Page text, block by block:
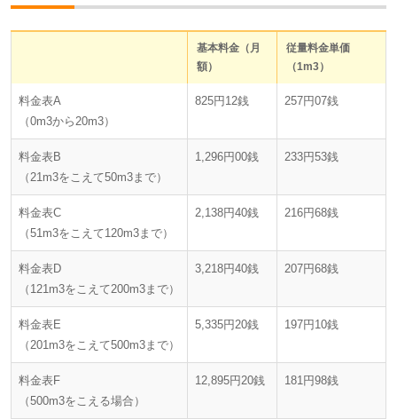
基本料金（月
額）
従量料金単価
（1m3）
料金表A
（0m3から20m3）
825円12銭 257円07銭
料金表B
（21m3をこえて50m3まで）
1,296円00銭 233円53銭
料金表C
（51m3をこえて120m3まで）
2,138円40銭 216円68銭
料金表D
（121m3をこえて200m3まで）
3,218円40銭 207円68銭
料金表E
（201m3をこえて500m3まで）
5,335円20銭 197円10銭
料金表F
（500m3をこえる場合）
12,895円20銭 181円98銭